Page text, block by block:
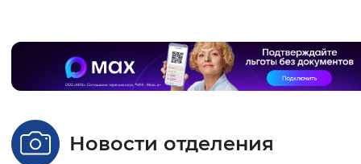
Шрифт
Интервал между буквами
Новости отделения